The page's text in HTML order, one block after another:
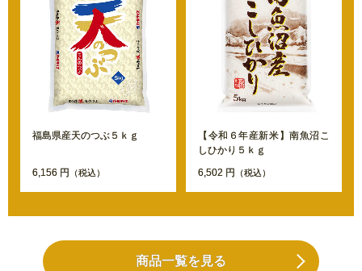
福島県産天のつぶ５ｋｇ
6,156 円 （税込）
【令和６年産新米】南魚沼こ
しひかり５ｋｇ
6,502 円
（税込）
商品一覧を見る